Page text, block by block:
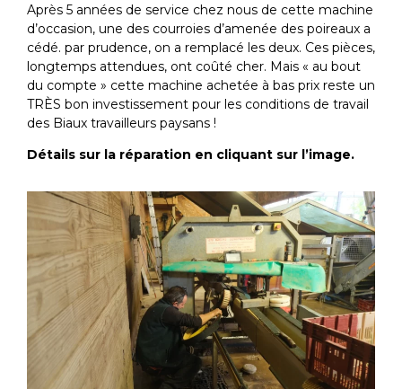
Après 5 années de service chez nous de cette machine
d’occasion, une des courroies d’amenée des poireaux a
cédé. par prudence, on a remplacé les deux. Ces pièces,
longtemps attendues, ont coûté cher. Mais « au bout
du compte » cette machine achetée à bas prix reste un
TRÈS bon investissement pour les conditions de travail
des Biaux travailleurs paysans !
Détails sur la réparation en cliquant sur l’image.